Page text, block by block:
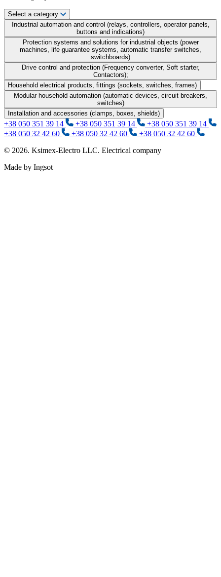
Select a category
Industrial automation and control (relays, controllers, operator panels,
buttons and indications)
Protection systems and solutions for industrial objects (power
machines, life guarantee systems, automatic transfer switches,
switchboards)
Drive control and protection (Frequency converter, Soft starter,
Contactors);
Household electrical products, fittings (sockets, switches, frames)
Modular household automation (automatic devices, circuit breakers,
switches)
Installation and accessories (clamps, boxes, shields)
+38 050 351 39 14 +38 050 351 39 14
+38 050 351 39 14
+38 050 32 42 60
+38 050 32 42 60
+38 050 32 42 60
© 2026. Ksimex-Electro LLC. Electrical company
Made by Ingsot